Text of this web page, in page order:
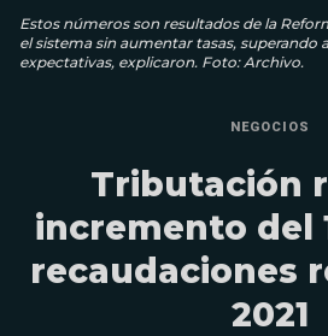
Estos números son resultados de la
el sistema sin aumentar tasas, superando
expectativas, explicaron. Foto: Archivo.
NEGOCIOS
Tributación
incremento del
recaudaciones
2021